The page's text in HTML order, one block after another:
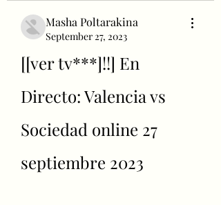
Masha Poltarakina
September 27, 2023
[[ver tv***]!!] En
Directo: Valencia vs
Sociedad online 27
septiembre 2023